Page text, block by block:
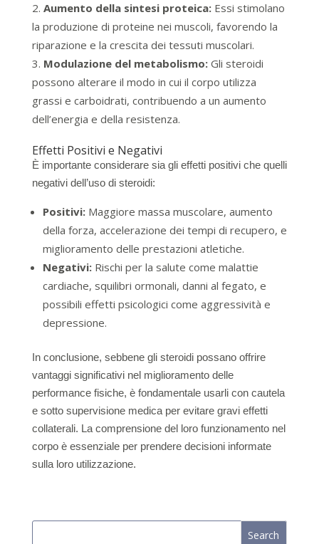
Aumento della sintesi proteica:Essi stimolano
la produzione di proteine nei muscoli, favorendo la
riparazione e la crescita dei tessuti muscolari.
Modulazione del metabolismo:Gli steroidi
possono alterare il modo in cui il corpo utilizza
grassi e carboidrati, contribuendo a un aumento
dell’energia e della resistenza.
Effetti Positivi e Negativi
È importante considerare sia gli effetti positivi che quelli
negativi dell’uso di steroidi:
Positivi:Maggiore massa muscolare, aumento
della forza, accelerazione dei tempi di recupero, e
miglioramento delle prestazioni atletiche.
Negativi:Rischi per la salute come malattie
cardiache, squilibri ormonali, danni al fegato, e
possibili effetti psicologici come aggressività e
depressione.
In conclusione, sebbene gli steroidi possano offrire
vantaggi significativi nel miglioramento delle
performance fisiche, è fondamentale usarli con cautela
e sotto supervisione medica per evitare gravi effetti
collaterali. La comprensione del loro funzionamento nel
corpo è essenziale per prendere decisioni informate
sulla loro utilizzazione.